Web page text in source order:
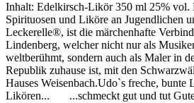
Inhalt: Edelkirsch-Likör 350 ml 25% vol.
Spirituosen und Liköre an Jugendlichen
Leckerelle®, ist die märchenhafte
Lindenberg, welcher nicht nur als
weltberühmt, sondern auch als Maler in
Republik zuhause ist, mit den
Hauses Weisenbach.Udo`s freche,
Likören... ...schmeckt gut und tut